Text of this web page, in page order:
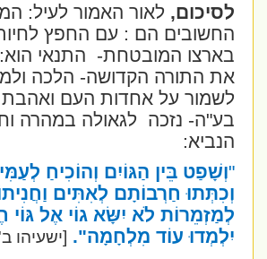
לסיכום,לאור האמור לעיל:
החשובים הם : עם החפץ לחיות
בארצו המובטחת- התנאי הוא:
את התורה הקדושה- הלכה
לשמור על אחדות העם ואהבת
בע"ה- נזכה לגאולה במהרה
הנביא:
וְשָׁפַט בֵּין הַגּוֹיִם וְהוֹכִיחַ
וְכִתְּתוּ חַרְבוֹתָם לְאִתִּים
לְמַזְמֵרוֹת לֹא יִשָּׂא גוֹי אֶל גּוֹי
יִלְמְדוּ עוֹד מִלְחָמָה". [ישעיהו ב',